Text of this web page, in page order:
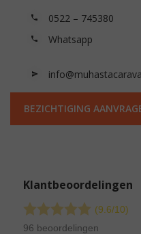
0522 – 745380
Whatsapp
BEZICHTIGING
Klantbeoordelingen
(9.6/10)
96 beoordelingen